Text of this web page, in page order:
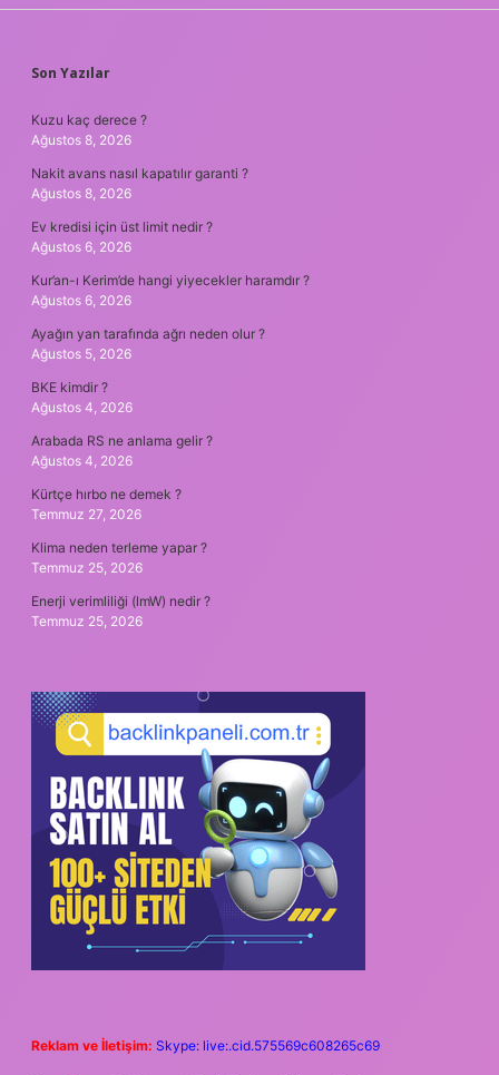
SIDEBAR
Son Yazılar
Kuzu kaç derece ?
Ağustos 8, 2026
Nakit avans nasıl kapatılır garanti ?
Ağustos 8, 2026
Ev kredisi için üst limit nedir ?
Ağustos 6, 2026
Kur’an-ı Kerim’de hangi yiyecekler haramdır ?
Ağustos 6, 2026
Ayağın yan tarafında ağrı neden olur ?
Ağustos 5, 2026
BKE kimdir ?
Ağustos 4, 2026
Arabada RS ne anlama gelir ?
Ağustos 4, 2026
Kürtçe hırbo ne demek ?
Temmuz 27, 2026
Klima neden terleme yapar ?
Temmuz 25, 2026
Enerji verimliliği (lmW) nedir ?
Temmuz 25, 2026
Reklam ve İletişim: Skype: live:.cid.575569c608265c69